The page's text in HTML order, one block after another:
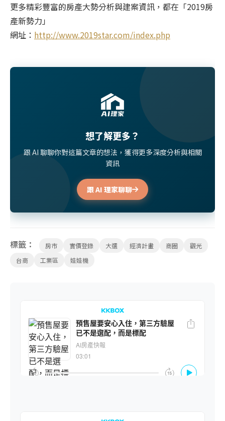
更多精彩豐富的房產大勢分析與建案資訊，都在「2019房
產新勢力」
網址： http://www.2019star.com/index.php
想了解更多？
跟 AI 聊聊你對這篇文章的想法，獲得更多深度分析與相關
資訊
跟 AI 理家聊聊
標籤： 房市 實價登錄 大選 經濟計畫 商圈
觀光
台商
工業區 娃娃機